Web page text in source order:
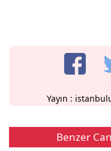
Yayın :
Benzer